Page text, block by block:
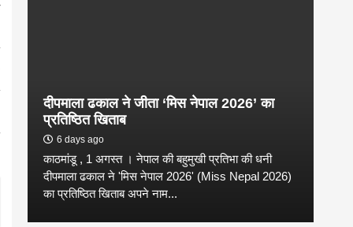
दीपमाला ढकाल ने जीता ‘मिस नेपाल 2026’ का
प्रतिष्ठित खिताब
6 days ago
काठमांडू , 1 अगस्त । नेपाल की बहुमुखी प्रतिभा की धनी
दीपमाला ढकाल ने 'मिस नेपाल 2026' (Miss Nepal 2026)
का प्रतिष्ठित खिताब अपने नाम...